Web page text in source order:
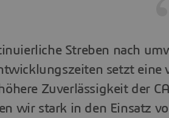
Streben nach
setzt eine
Zuverlässigkeit der
wir stark in den Einsatz